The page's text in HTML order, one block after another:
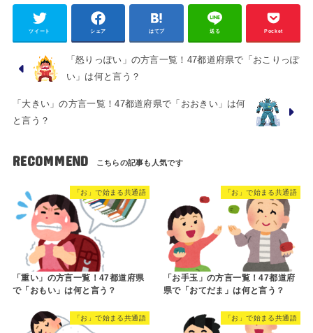
ツイート シェア はてブ 送る Pocket
「怒りっぽい」の方言一覧！47都道府県で「おこりっぽ
い」は何と言う？
「大きい」の方言一覧！47都道府県で「おおきい」は何
と言う？
RECOMMEND
「お」で始まる共通語
「重い」の方言一覧！47都道府県
で「おもい」は何と言う？
「お」で始まる共通語
「お手玉」の方言一覧！47都道府
県で「おてだま」は何と言う？
「お」で始まる共通語 「お」で始まる共通語